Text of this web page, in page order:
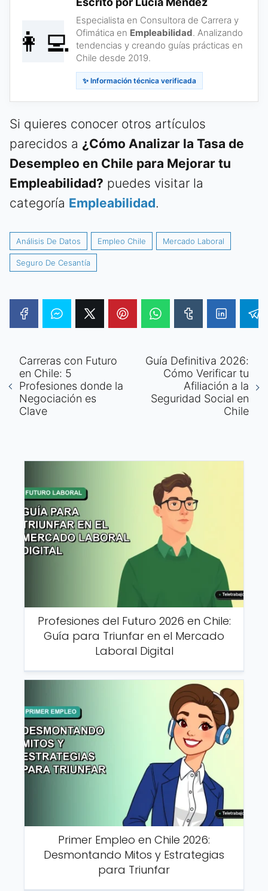
👩‍💻
Especialista en Consultora de Carrera y
Ofimática en Empleabilidad. Analizando
tendencias y creando guías prácticas en
Chile desde 2019.
✨ Información técnica verificada
Si quieres conocer otros artículos
parecidos a ¿Cómo Analizar la Tasa de
Desempleo en Chile para Mejorar tu
Empleabilidad? puedes visitar la
categoría Empleabilidad.
Análisis De Datos Empleo Chile Mercado Laboral
Seguro De Cesantía
Carreras con Futuro
en Chile: 5
Profesiones donde la
Negociación es
Clave
Guía Definitiva 2026:
Cómo Verificar tu
Afiliación a la
Seguridad Social en
Chile
Profesiones del Futuro 2026 en Chile:
Guía para Triunfar en el Mercado
Laboral Digital
Primer Empleo en Chile 2026:
Desmontando Mitos y Estrategias
para Triunfar